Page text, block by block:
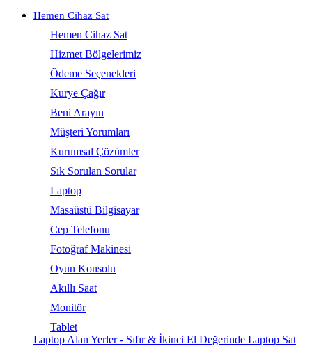
Hemen Cihaz Sat
Hemen Cihaz Sat
Hizmet Bölgelerimiz
Ödeme Seçenekleri
Kurye Çağır
Beni Arayın
Müşteri Yorumları
Kurumsal Çözümler
Sık Sorulan Sorular
Laptop
Masaüstü Bilgisayar
Cep Telefonu
Fotoğraf Makinesi
Oyun Konsolu
Akıllı Saat
Monitör
Tablet
Laptop Alan Yerler - Sıfır & İkinci El Değerinde Laptop Sat